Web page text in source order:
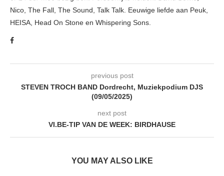
Nico, The Fall, The Sound, Talk Talk. Eeuwige liefde aan Peuk,
HEISA, Head On Stone en Whispering Sons.
previous post
STEVEN TROCH BAND Dordrecht, Muziekpodium DJS
(09/05/2025)
next post
VI.BE-TIP VAN DE WEEK: BIRDHAUSE
YOU MAY ALSO LIKE